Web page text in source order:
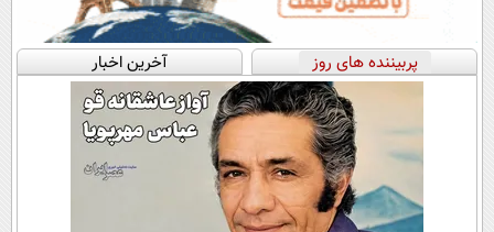
پربیننده های روز آخرین اخبار